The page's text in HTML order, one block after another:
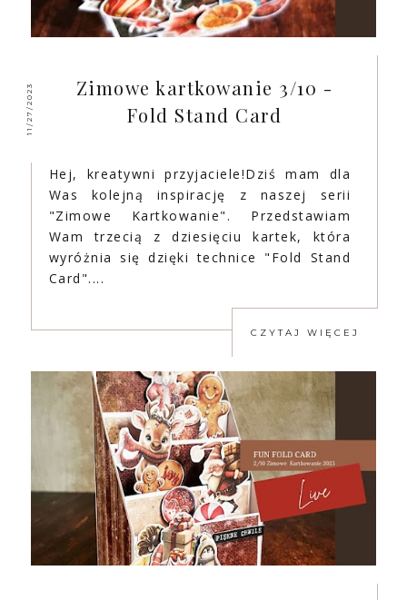
11/27/2023
Zimowe kartkowanie 3/10 -
Fold Stand Card
Hej, kreatywni przyjaciele!Dziś mam dla
Was kolejną inspirację z naszej serii
"Zimowe Kartkowanie". Przedstawiam
Wam trzecią z dziesięciu kartek, która
wyróżnia się dzięki technice "Fold Stand
Card"....
CZYTAJ WIĘCEJ